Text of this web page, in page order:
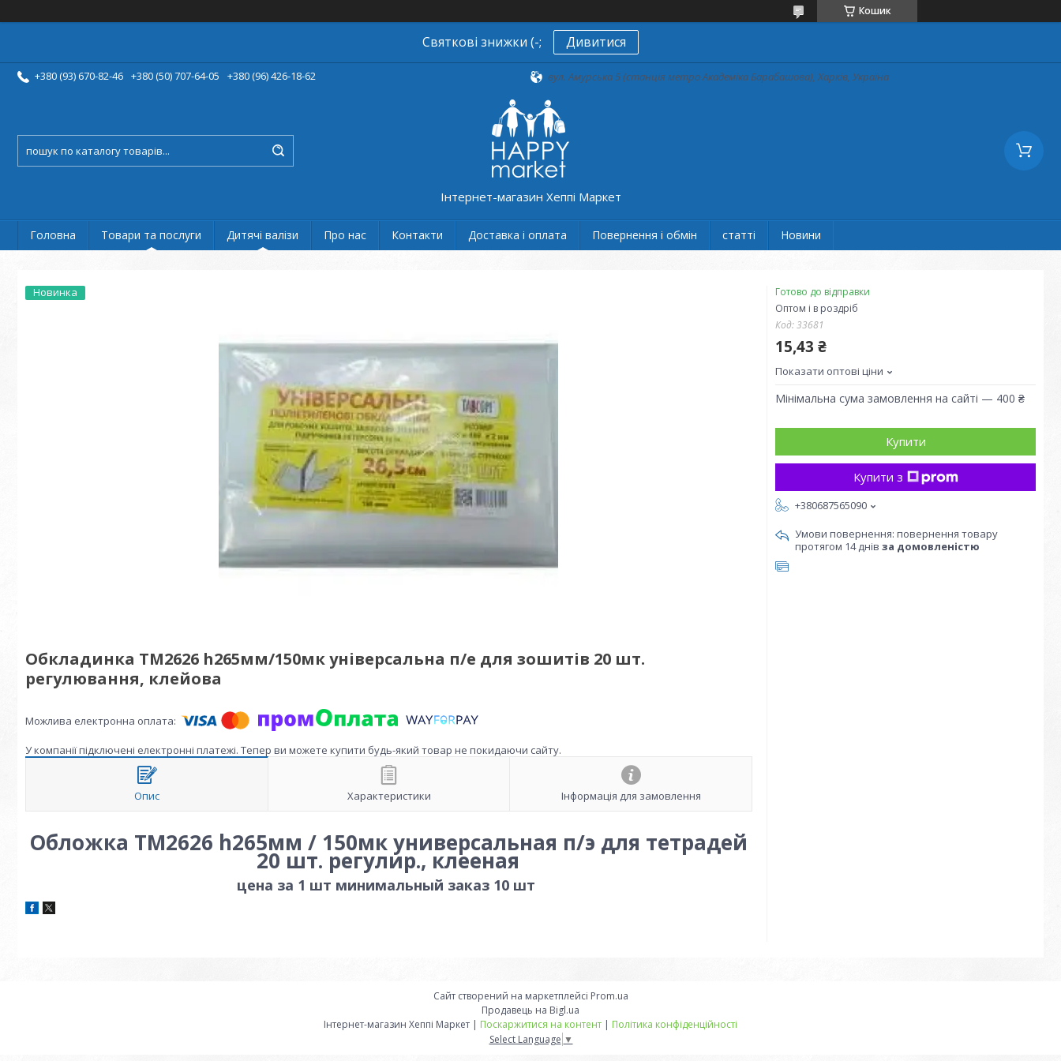
Кошик
Святкові знижки (-; Дивитися
+380 (93) 670-82-46 +380 (50) 707-64-05 +380 (96) 426-18-62 вул. Амурська 5 (станція метро Академіка Барабашова), Харків, Україна
Інтернет-магазин Хеппі Маркет
Головна Товари та послуги Дитячі валізи Про нас Контакти Доставка і оплата Повернення і обмін статті Новини
Новинка
Обкладинка ТМ2626 h265мм/150мк універсальна п/е для зошитів 20 шт.
регулювання, клейова
У компанії підключені електронні платежі. Тепер ви можете купити будь-який товар не покидаючи сайту.
Опис Характеристики Інформація для замовлення
Обложка ТМ2626 h265мм / 150мк универсальная п/э для тетрадей
20 шт. регулир., клееная
цена за 1 шт минимальный заказ 10 шт
Готово до відправки
Оптом і в роздріб
Код:33681
15,43 ₴
Показати оптові ціни
Мінімальна сума замовлення на сайті — 400 ₴
Купити
Купити з
+380687565090
повернення товару
протягом 14 днів за домовленістю
Сайт створений на маркетплейсі Prom.ua
Продавець на Bigl.ua
Інтернет-магазин Хеппі Маркет | Поскаржитися на контент | Політика конфіденційності
Select Language ▼